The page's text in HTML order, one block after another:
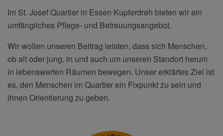
Im St. Josef Quartier in Essen Kupferdreh bieten wir ein
umfängliches Pflege- und Betreuungsangebot.
Wir wollen unseren Beitrag leisten, dass sich Menschen,
ob alt oder jung, in und auch um unseren Standort herum
in lebenswerten Räumen bewegen. Unser erklärtes Ziel ist
es, den Menschen im Quartier ein Fixpunkt zu sein und
ihnen Orientierung zu geben.